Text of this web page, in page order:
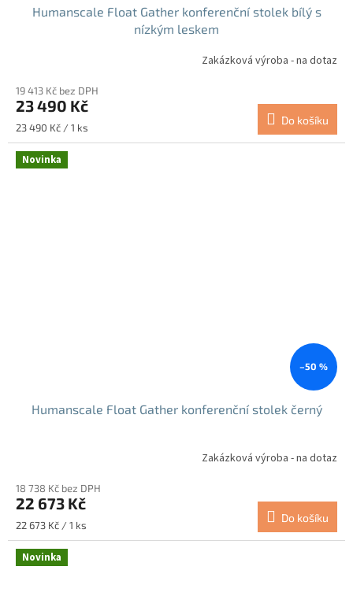
Humanscale Float Gather konferenční stolek bílý s
nízkým leskem
Zakázková výroba - na dotaz
19 413 Kč bez DPH
23 490 Kč
Měrná
cena:
23 490 Kč / 1 ks
Do košíku
Novinka
–50 %
Humanscale Float Gather konferenční stolek černý
Zakázková výroba - na dotaz
18 738 Kč bez DPH
22 673 Kč
Měrná
cena:
22 673 Kč / 1 ks
Do košíku
Novinka